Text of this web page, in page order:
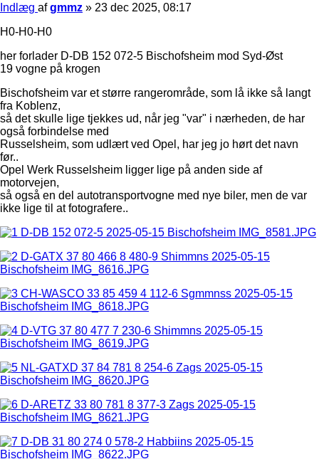
Indlæg afgmmz » 23 dec 2025, 08:17
H0-H0-H0
her forlader D-DB 152 072-5 Bischofsheim mod Syd-Øst
19 vogne på krogen
Bischofsheim var et større rangerområde, som lå ikke så langt
fra Koblenz,
så det skulle lige tjekkes ud, når jeg "var" i nærheden, de har
også forbindelse med
Russelsheim, som udlært ved Opel, har jeg jo hørt det navn
før..
Opel Werk Russelsheim ligger lige på anden side af
motorvejen,
så også en del autotransportvogne med nye biler, men de var
ikke lige til at fotografere..